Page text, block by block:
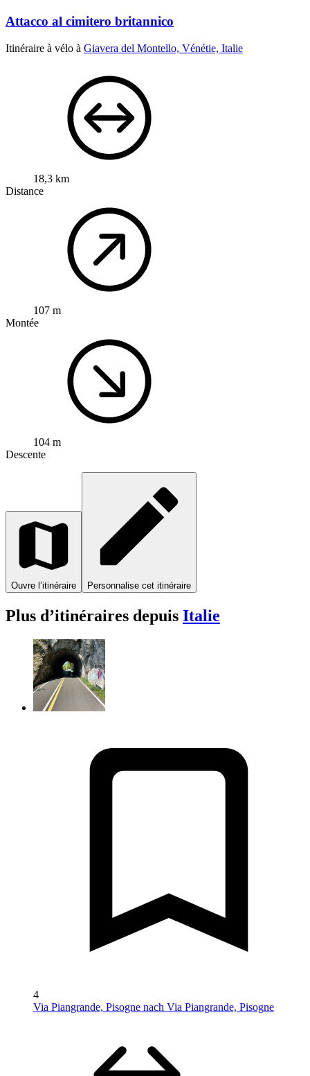
Attacco al cimitero britannico
Itinéraire à vélo à Giavera del Montello, Vénétie, Italie
18,3 km
Distance
107 m
Montée
104 m
Descente
Ouvre l’itinéraire Personnalise cet itinéraire
Plus d’itinéraires depuis Italie
4
Via Piangrande, Pisogne nach Via Piangrande, Pisogne